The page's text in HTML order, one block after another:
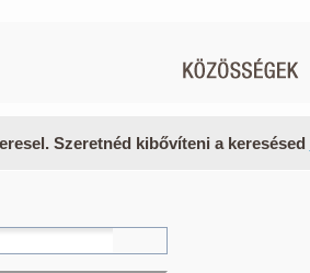
Szeretnéd kibővíteni a keresésed